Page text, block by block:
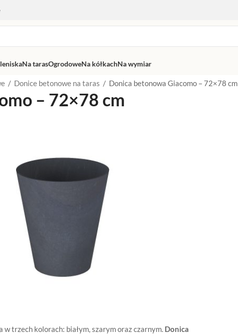
Na tarasOgrodoweNa kółkachNa wymiar
/ Donice betonowe na taras / Donica betonowa Giacomo – 72×78 cm
– 72×78 cm
trzech kolorach: białym, szarym oraz czarnym. Donica